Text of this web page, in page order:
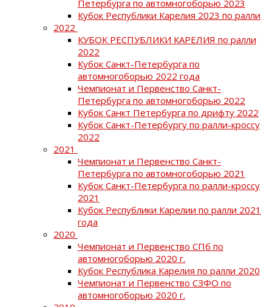
Петербурга по автомногоборью 2023
Кубок Республики Карелия 2023 по ралли
2022
КУБОК РЕСПУБЛИКИ КАРЕЛИЯ по ралли
2022
Кубок Санкт-Петербурга по
автомногоборью 2022 года
Чемпионат и Первенство Санкт-
Петербурга по автомногоборью 2022
Кубок Санкт Петербурга по дрифту 2022
Кубок Санкт-Петербургу по ралли-кроссу
2022
2021
Чемпионат и Первенство Санкт-
Петербурга по автомногоборью 2021
Кубок Санкт-Петербурга по ралли-кроссу
2021
Кубок Республики Карелии по ралли 2021
года
2020
Чемпионат и Первенство СПб по
автомногоборью 2020 г.
Кубок Республика Карелия по ралли 2020
Чемпионат и Первенство СЗФО по
автомногоборью 2020 г.